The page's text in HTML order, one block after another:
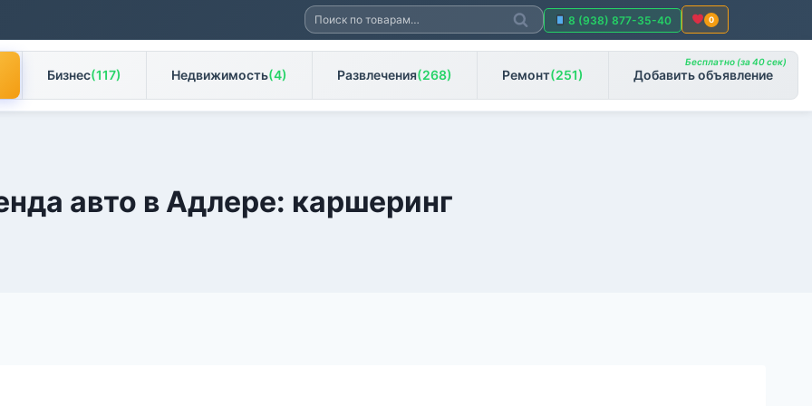
Искать:
Поиск
8 (938) 877-35-40 0
Бизнес(117) Недвижимость(4) Развлечения(268) Ремонт(251) Добавить объявление
Бесплатно (за 40 сек)
авто в Адлере: каршеринг